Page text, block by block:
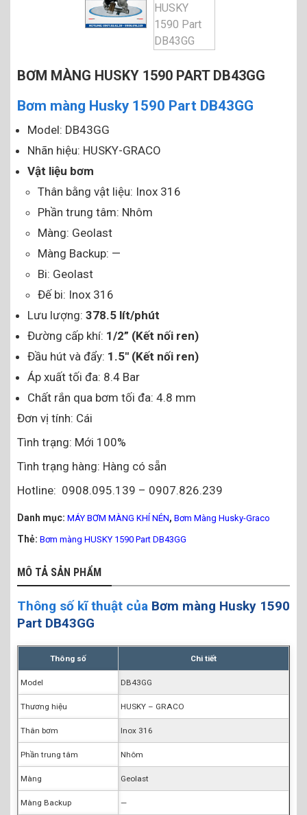
BƠM MÀNG HUSKY 1590 PART DB43GG
Bơm màng Husky 1590 Part DB43GG
Model: DB43GG
Nhãn hiệu: HUSKY-GRACO
Vật liệu bơm
Thân bằng vật liệu: Inox 316
Phần trung tâm: Nhôm
Màng: Geolast
Màng Backup: —
Bi: Geolast
Đế bi: Inox 316
Lưu lượng: 378.5 lít/phút
Đường cấp khí: 1/2” (Kết nối ren)
Đầu hút và đẩy: 1.5″ (Kết nối ren)
Áp xuất tối đa: 8.4 Bar
Chất rắn qua bơm tối đa: 4.8 mm
Đơn vị tính: Cái
Tình trạng: Mới 100%
Tình trạng hàng: Hàng có sẵn
Hotline: 0908.095.139 – 0907.826.239
Danh mục: MÁY BƠM MÀNG KHÍ NÉN, Bơm Màng Husky-Graco
Thẻ: Bơm màng HUSKY 1590 Part DB43GG
MÔ TẢ SẢN PHẨM
Thông số kĩ thuật của Bơm màng Husky 1590
Part DB43GG
Thông số Chi tiết
Model DB43GG
Thương hiệu HUSKY – GRACO
Thân bơm Inox 316
Phần trung tâm Nhôm
Màng Geolast
Màng Backup —